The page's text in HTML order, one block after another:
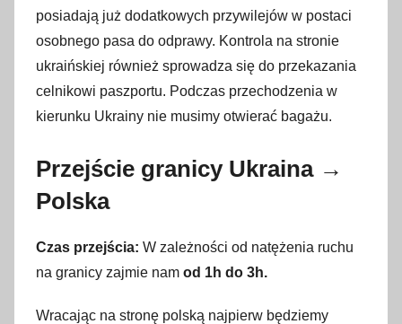
posiadają już dodatkowych przywilejów w postaci
osobnego pasa do odprawy. Kontrola na stronie
ukraińskiej również sprowadza się do przekazania
celnikowi paszportu. Podczas przechodzenia w
kierunku Ukrainy nie musimy otwierać bagażu.
Przejście granicy Ukraina →
Polska
Czas przejścia: W zależności od natężenia ruchu
na granicy zajmie nam od 1h do 3h.
Wracając na stronę polską najpierw będziemy